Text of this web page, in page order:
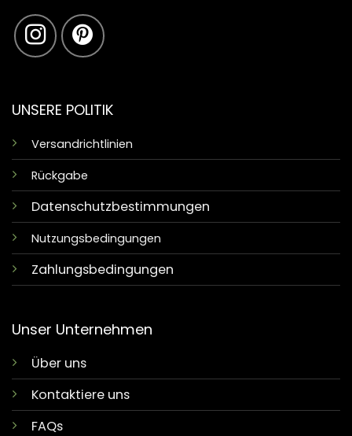
UNSERE POLITIK
Versandrichtlinien
Rückgabe
Datenschutzbestimmungen
Nutzungsbedingungen
Zahlungsbedingungen
Unser Unternehmen
Über uns
Kontaktiere uns
FAQs